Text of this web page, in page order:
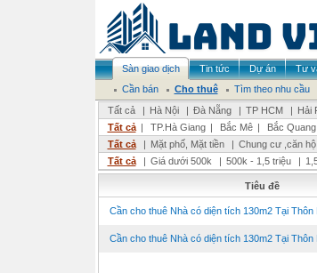
Sàn giao dịch Tin tức Dự án Tư
Cần bán
Cho thuê
Tìm theo nhu cầu
Tất cả
| Hà Nội | Đà Nẵng | TP HCM | Hải
Tất cả | TP.Hà Giang | Bắc Mê | Bắc Quang
Tất cả
| Mặt phố, Mặt tiền | Chung cư ,căn hộ
Tất cả
| Giá dưới 500k | 500k - 1,5 triệu |
Tiêu đề
Cần cho thuê Nhà có diện tích 130m2 Tại Thôn
Cần cho thuê Nhà có diện tích 130m2 Tại Thôn